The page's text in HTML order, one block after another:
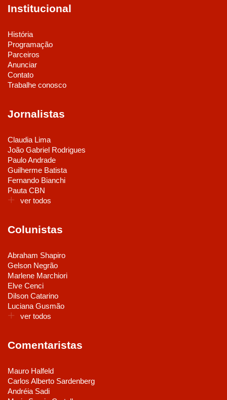
Institucional
História
Programação
Parceiros
Anunciar
Contato
Trabalhe conosco
Jornalistas
Claudia Lima
João Gabriel Rodrigues
Paulo Andrade
Guilherme Batista
Fernando Bianchi
Pauta CBN
ver todos
Colunistas
Abraham Shapiro
Gelson Negrão
Marlene Marchiori
Elve Cenci
Dilson Catarino
Luciana Gusmão
ver todos
Comentaristas
Mauro Halfeld
Carlos Alberto Sardenberg
Andréia Sadi